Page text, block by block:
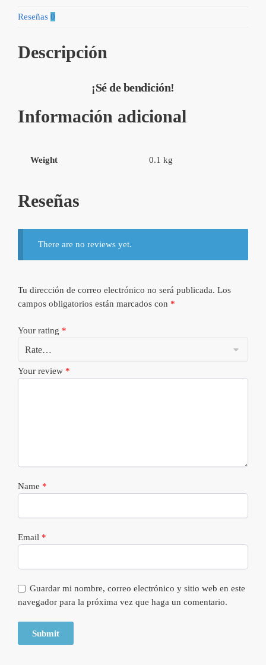
Reseñas 0
Descripción
¡Sé de bendición!
Información adicional
Weight 0.1 kg
Reseñas
There are no reviews yet.
Tu dirección de correo electrónico no será publicada. Los
campos obligatorios están marcados con *
Your rating *
Your review *
Name *
Email *
Guardar mi nombre, correo electrónico y sitio web en este
navegador para la próxima vez que haga un comentario.